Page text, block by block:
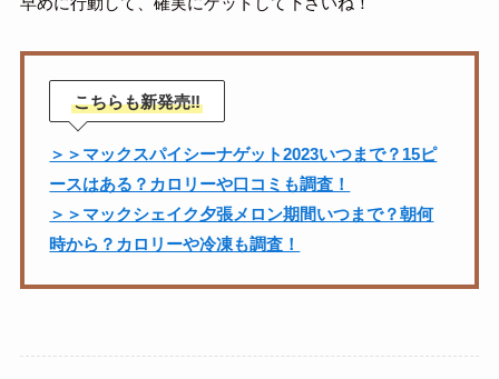
こちらも新発売‼
＞＞マックスパイシーナゲット2023いつまで？15ピ
ースはある？カロリーや口コミも調査！
＞＞マックシェイク夕張メロン期間いつまで？朝何
時から？カロリーや冷凍も調査！